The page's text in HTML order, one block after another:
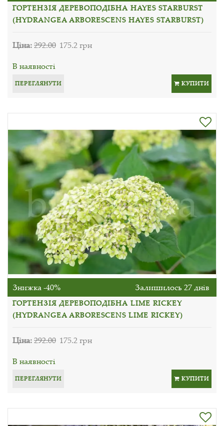
ГОРТЕНЗІЯ ДЕРЕВОПОДІБНА HAYES STARBURST
(HYDRANGEA ARBORESCENS HAYES STARBURST)
Ціна:292.00 175.2 грн
В наявності
ПЕРЕГЛЯНУТИ КУПИТИ
Знижка -40% Залишилось 27 днів
ГОРТЕНЗІЯ ДЕРЕВОПОДІБНА LIME RICKEY
(HYDRANGEA ARBORESCENS LIME RICKEY)
Ціна:292.00 175.2 грн
В наявності
ПЕРЕГЛЯНУТИ КУПИТИ